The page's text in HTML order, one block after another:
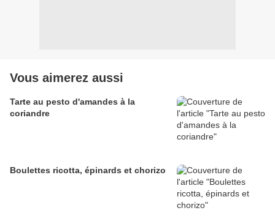
Vous aimerez aussi
Tarte au pesto d'amandes à la
coriandre
Boulettes ricotta, épinards et chorizo